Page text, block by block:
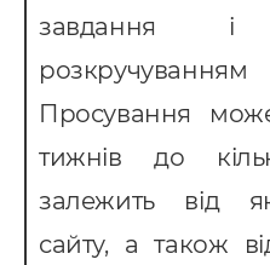
завдання
Просування
тижнів до
залежить від
сайту, а також